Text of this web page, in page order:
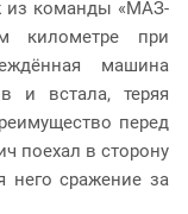
из команды «МАЗ-
километре при
машина
и встала, теряя
перед
поехал в сторону
него сражение за